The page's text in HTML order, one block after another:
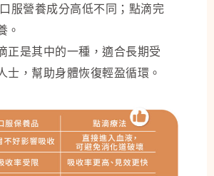
服營養成分高低不同；點滴完
。
正是其中的一種，適合長期受
士，幫助身體恢復輕盈循環。